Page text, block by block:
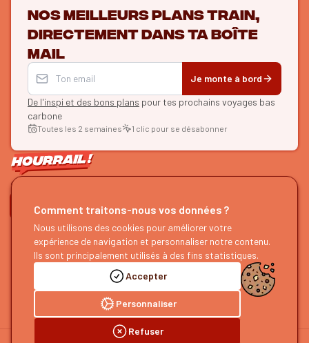
Nos meilleurs plans train,
directement dans ta boîte
mail
Je monte à bord
De l'inspi et des bons plans pour tes prochains voyages bas
carbone
Toutes les 2 semaines 1 clic pour se désabonner
ON SE SUIT ?
HOURRAIL !
À propos
Devenir partenaire
Nous faire un retour
EXPLORER
Recherche d'itinéraires
Nos guides
Notre blog
Notre podcast
Accepter
Personnaliser
Refuser
Comment traitons-nous vos données ?
Nous utilisons des cookies pour améliorer votre
expérience de navigation et personnaliser notre contenu.
Ils sont principalement utilisés à des fins statistiques.